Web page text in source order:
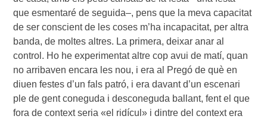
que esmentaré de seguida–, pens que la meva capacitat
de ser conscient de les coses m’ha incapacitat, per altra
banda, de moltes altres. La primera, deixar anar al
control. Ho he experimentat altre cop avui de matí, quan
no arribaven encara les nou, i era al Pregó de què en
diuen festes d’un fals patró, i era davant d’un escenari
ple de gent coneguda i desconeguda ballant, fent el que
fora de context seria «el ridícul» i dintre del context era